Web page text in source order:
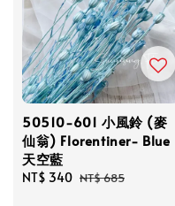
50510-601 小風鈴 (麥
仙翁) Florentiner- Blue
天空藍
Sale
NT$ 340 Regular
NT$ 685